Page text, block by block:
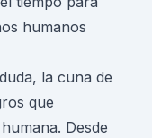
humanos
la cuna de
que
Desde